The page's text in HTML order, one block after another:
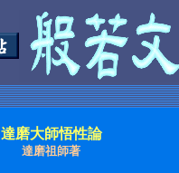
達磨大師悟性論
達磨祖師著